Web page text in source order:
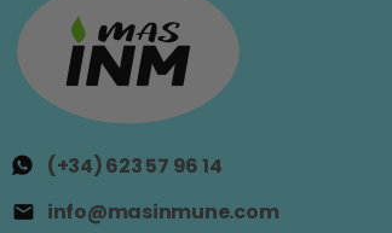
(+34) 623 57 96 14
info@masinmune.com